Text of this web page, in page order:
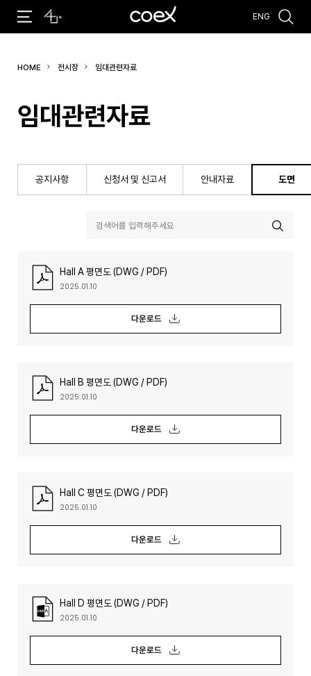
#주최 전시회 #전시장 임대
ENG
HOME 전시장 임대관련자료
임대관련자료
공지사항 신청서 및 신고서 안내자료 도면
Hall A 평면도 (DWG / PDF)
2025.01.10
다운로드
Hall B 평면도 (DWG / PDF)
2025.01.10
다운로드
Hall C 평면도 (DWG / PDF)
2025.01.10
다운로드
Hall D 평면도 (DWG / PDF)
2025.01.10
다운로드